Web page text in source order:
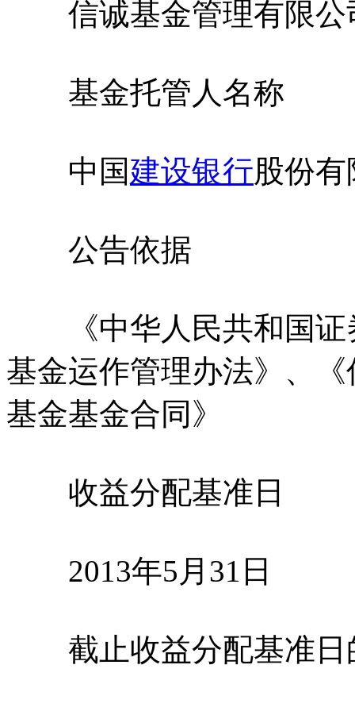
信诚基金管理有限公
基金托管人名称
中国建设银行股份
公告依据
《中华人民共和国证
基金运作管理办法》、
基金基金合同》
收益分配基准日
2013年5月31日
截止收益分配基准日